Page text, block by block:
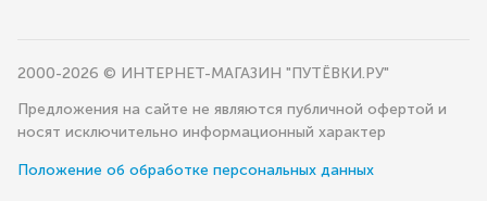
2000-2026 © ИНТЕРНЕТ-МАГАЗИН "ПУТЁВКИ.РУ"
Предложения на сайте не являются публичной офертой и
носят исключительно информационный характер
Положение об обработке персональных данных